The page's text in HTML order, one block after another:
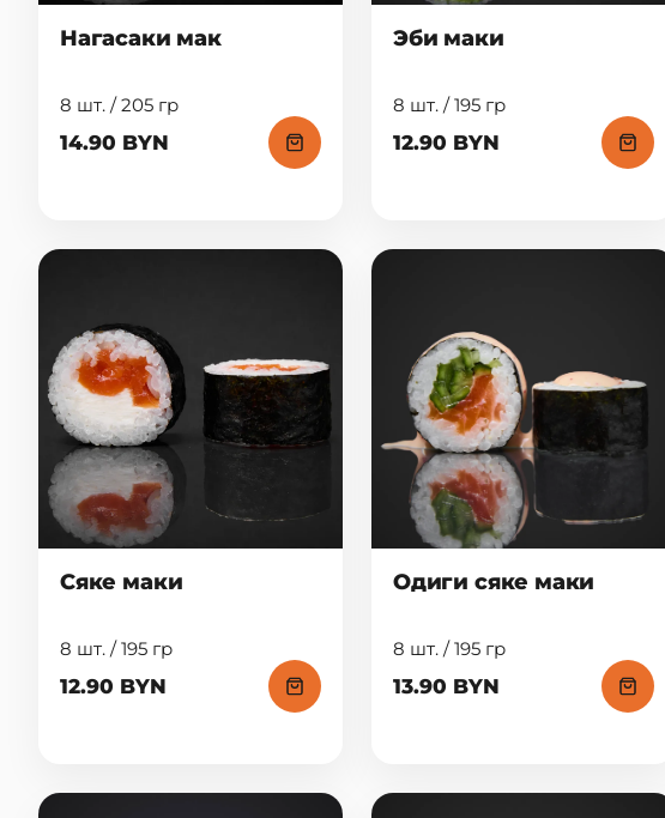
Нагасаки мак
8 шт. / 205 гр
14.90 BYN
Эби маки
8 шт. / 195 гр
12.90 BYN
Сяке маки
8 шт. / 195 гр
12.90 BYN
Одиги сяке маки
8 шт. / 195 гр
13.90 BYN